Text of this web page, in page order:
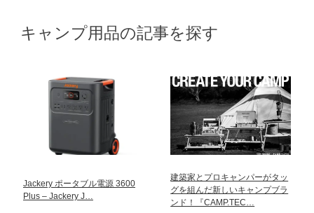
キャンプ用品の記事を探す
Jackery ポータブル電源 3600
Plus – Jackery J…
建築家とプロキャンパーがタッ
グを組んだ新しいキャンプブラ
ンド！『CAMP.TEC…